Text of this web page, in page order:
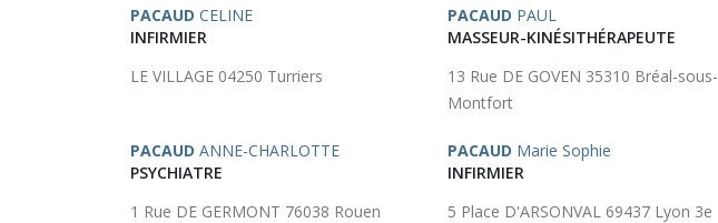
PACAUD CELINE
INFIRMIER
LE VILLAGE 04250 Turriers
PACAUD PAUL
MASSEUR-KINÉSITHÉRAPEUTE
13 Rue DE GOVEN 35310 Bréal-sous-
Montfort
PACAUD ANNE-CHARLOTTE
PSYCHIATRE
1 Rue DE GERMONT 76038 Rouen
PACAUD Marie Sophie
INFIRMIER
5 Place D'ARSONVAL 69437 Lyon 3e